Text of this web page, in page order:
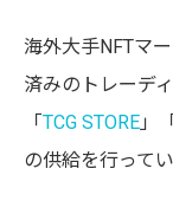
海外大手NFTマ
済みのトレーデ
「 TCG STORE 」「
の供給を行ってい